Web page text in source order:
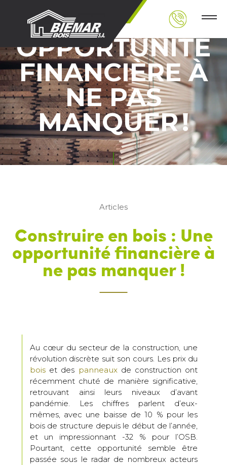
BOIS : UNE
OPPORTUNITÉ
FINANCIÈRE À
NE PAS
MANQUER !
Articles
Construire en bois : Une
opportunité financière à
ne pas manquer !
Au cœur du secteur de la construction, une
révolution discrète suit son cours. Les prix du
boiset des panneauxde construction ont
récemment chuté de manière significative,
retrouvant ainsi leurs niveaux d’avant
pandémie. Les chiffres parlent d’eux-
mêmes, avec une baisse de 10 % pour les
bois de structure depuis le début de l’année,
et un impressionnant -32 % pour l’OSB.
Pourtant, cette opportunité semble être
passée sous le radar de nombreux acteurs